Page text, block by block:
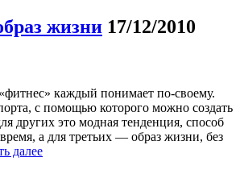
жизни 17/12/2010
каждый понимает по-своему.
с помощью которого можно создать
других это модная тенденция, способ
а для третьих — образ жизни, без
далее